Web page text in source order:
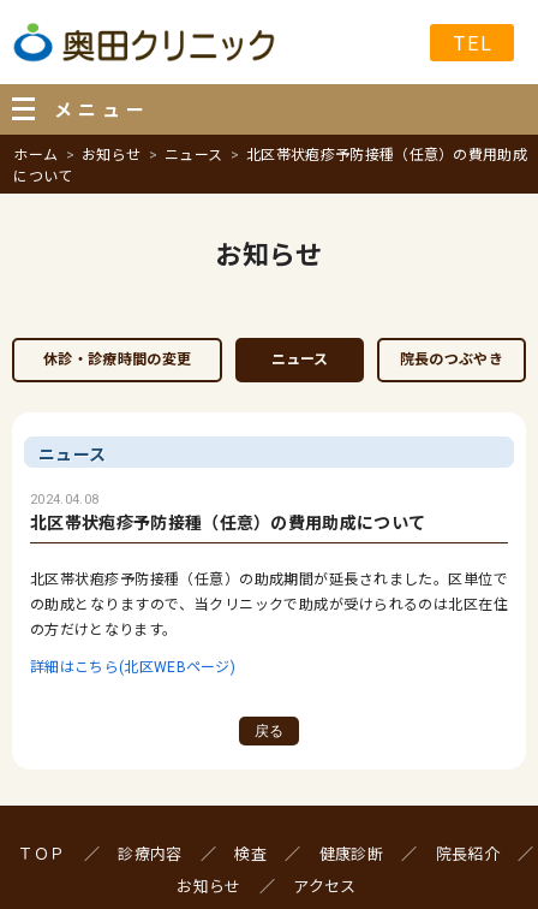
TEL
メニュー
ホーム お知らせ ニュース
北区帯状疱疹予防接種（任意）の費用助成
について
お知らせ
休診・診療時間の変更 ニュース 院長のつぶやき
ニュース
2024.04.08
北区帯状疱疹予防接種（任意）の費用助成について
北区帯状疱疹予防接種（任意）の助成期間が延長されました。区単位で
の助成となりますので、当クリニックで助成が受けられるのは北区在住
の方だけとなります。
詳細はこちら(北区WEBページ)
戻る
ＴＯＰ 診療内容 検査 健康診断
院長紹介
お知らせ
アクセス